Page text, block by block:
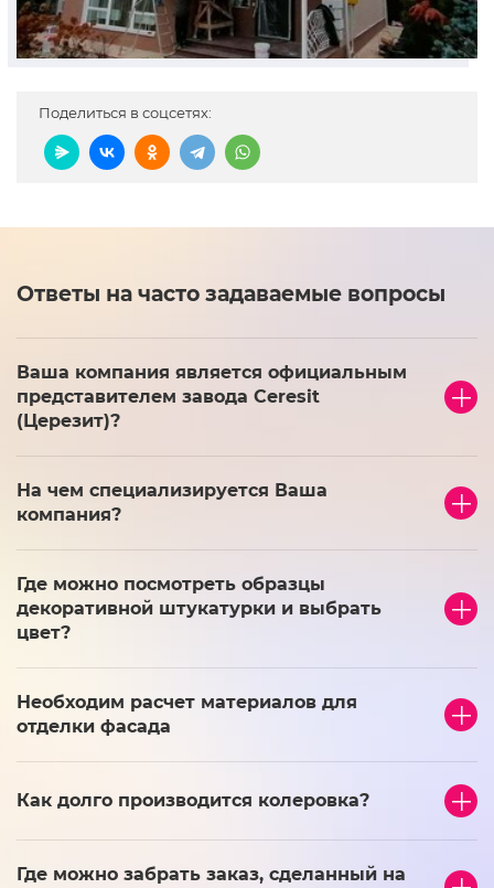
Поделиться в соцсетях:
Ответы на часто задаваемые вопросы
Ваша компания является официальным
представителем завода Ceresit
(Церезит)?
На чем специализируется Ваша
компания?
Где можно посмотреть образцы
декоративной штукатурки и выбрать
цвет?
Необходим расчет материалов для
отделки фасада
Как долго производится колеровка?
Где можно забрать заказ, сделанный на